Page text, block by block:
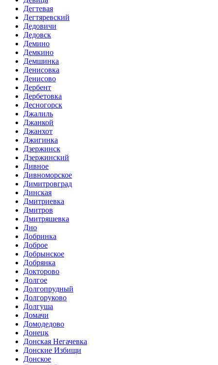
Дегтевая
Дегтяревский
Дедовичи
Дедовск
Демино
Демкино
Демшинка
Денисовка
Денисово
Дербент
Дербетовка
Десногорск
Джалиль
Джанкой
Джанхот
Джигинка
Дзержинск
Дзержинский
Дивное
Дивноморское
Димитровград
Динская
Дмитриевка
Дмитров
Дмитряшевка
Дно
Добринка
Доброе
Добрынское
Добрянка
Докторово
Долгое
Долгопрудный
Долгоруково
Долгуша
Домачи
Домодедово
Донецк
Донская Негачевка
Донские Избищи
Донское